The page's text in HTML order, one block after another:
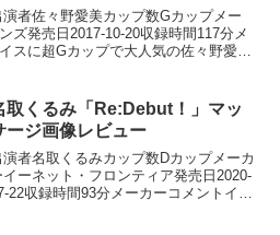
者佐々野愛美カップ数Gカップメー
ズ発売日2017-10-20収録時間117分メ
スに超Gカップで大人気の佐々野愛美
取くるみ「Re:Debut！」マッ
ージ画像レビュー
演者名取くるみカップ数Dカップメーカ
イーネット・フロンティア発売日2020-
22収録時間93分メーカーコメントイベ